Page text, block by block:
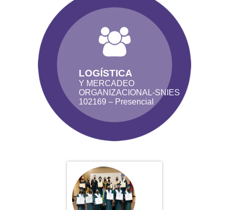
LOGÍSTICA
Y MERCADEO
ORGANIZACIONAL-SNIES
102169 – Presencial